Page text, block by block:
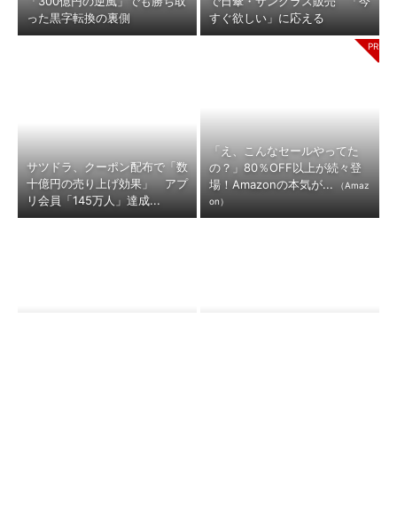
った黒字転換の裏側
すぐ欲しい」に応える
サツドラ、クーポン配布で「数
十億円の売り上げ効果」 アプ
リ会員「145万人」達成...
「え、こんなセールやってた
の？」80％OFF以上が続々登
場！Amazonの本気が...
（Amaz
on）